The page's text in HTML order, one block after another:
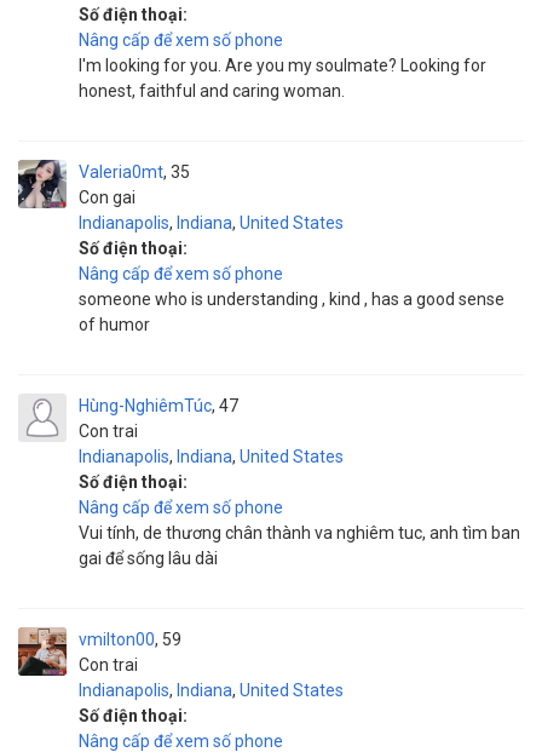
Số điện thoại:
Nâng cấp để xem số phone
I'm looking for you. Are you my soulmate? Looking for
honest, faithful and caring woman.
Valeria0mt
Con gai
35
Indianapolis, Indiana, United States
Số điện thoại:
Nâng cấp để xem số phone
someone who is understanding , kind , has a good sense
of humor
Hùng-NghiêmTúc
Con trai
47
Indianapolis, Indiana, United States
Số điện thoại:
Nâng cấp để xem số phone
Vui tính, de thương chân thành va nghiêm tuc, anh tìm ban
gai để sống lâu dài
vmilton00
Con trai
59
Indianapolis, Indiana, United States
Số điện thoại:
Nâng cấp để xem số phone